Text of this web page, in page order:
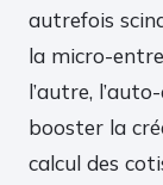
autrefois
la micro-
l’autre,
booster la
calcul des